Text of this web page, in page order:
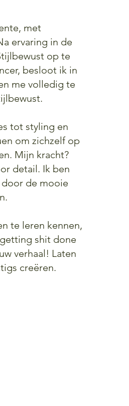
met
ervaring in de
op te
besloot ik in
me volledig te
tot styling en
om zichzelf op
Mijn kracht?
detail. Ik ben
de mooie
te leren kennen,
shit done
verhaal! Laten
creëren.